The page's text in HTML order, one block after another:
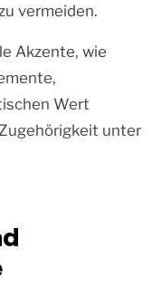
vermeiden.
Akzente, wie
Wert
unter